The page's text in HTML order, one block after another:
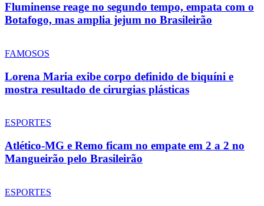
Fluminense reage no segundo tempo, empata com o
Botafogo, mas amplia jejum no Brasileirão
FAMOSOS
Lorena Maria exibe corpo definido de biquíni e
mostra resultado de cirurgias plásticas
ESPORTES
Atlético-MG e Remo ficam no empate em 2 a 2 no
Mangueirão pelo Brasileirão
ESPORTES